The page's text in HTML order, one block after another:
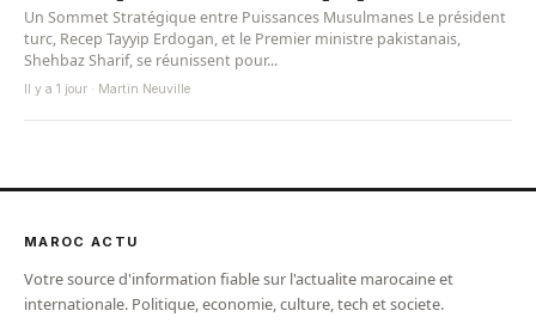
Un Sommet Stratégique entre Puissances Musulmanes Le président
turc, Recep Tayyip Erdogan, et le Premier ministre pakistanais,
Shehbaz Sharif, se réunissent pour...
Il y a 1 jour · Martin Neuville
MAROC ACTU
Votre source d'information fiable sur l'actualite marocaine et
internationale. Politique, economie, culture, tech et societe.